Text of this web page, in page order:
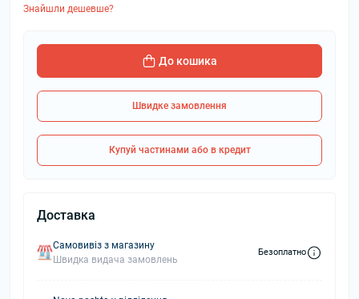
Знайшли дешевше?
До кошика
Швидке замовлення
Купуй частинами або в кредит
Доставка
Самовивіз з магазину
Швидка видача замовлень
Безоплатно